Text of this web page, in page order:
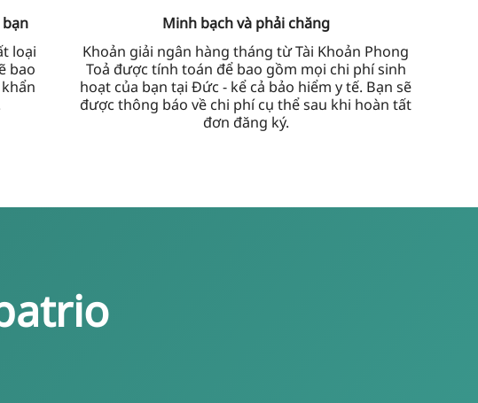
loại
bao
Minh bạch và phải chăng
Khoản giải ngân hàng tháng từ Tài Khoản Phong
Toả được tính toán để bao gồm mọi chi phí sinh
hoạt của bạn tại Đức - kể cả bảo hiểm y tế. Bạn sẽ
được thông báo về chi phí cụ thể sau khi hoàn tất
đơn đăng ký.